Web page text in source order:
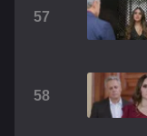
57
58